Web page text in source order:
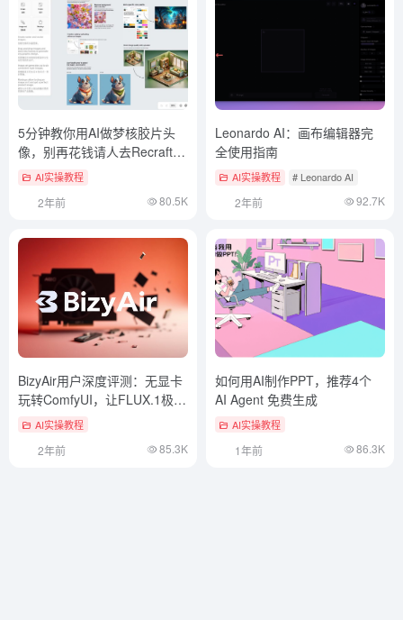
5分钟教你用AI做梦核胶片头
像，别再花钱请人去Recraft抽
卡了AI实操教程
2年前 80.5K
Leonardo AI：画布编辑器完
全使用指南
AI实操教程 # Leonardo AI
2年前 92.7K
BizyAir用户深度评测：无显卡
玩转ComfyUI，让FLUX.1极速
出图AI实操教程
2年前 85.3K
如何用AI制作PPT，推荐4个
AI Agent 免费生成
AI实操教程
1年前 86.3K